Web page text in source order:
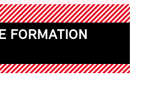
FORMATION